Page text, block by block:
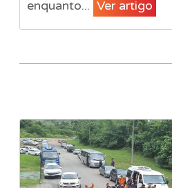
enquanto... Ver artigo